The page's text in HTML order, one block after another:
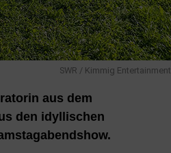
SWR / Kimmig Entertainment
aus dem
den idyllischen